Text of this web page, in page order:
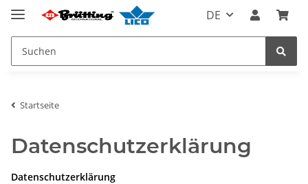
DE
Startseite
Datenschutzerklärung
Datenschutzerklärung